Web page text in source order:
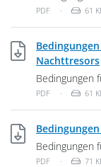
Dateityp: PDF-
PDF · 61
Nachttresors
Bedingungen
Dateityp: PDF-
PDF · 61
Bedingungen
Dateityp: PDF-
PDF · 71